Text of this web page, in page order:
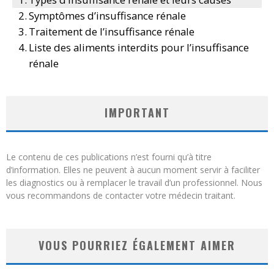
Symptômes d’insuffisance rénale
Traitement de l’insuffisance rénale
Liste des aliments interdits pour l’insuffisance
rénale
IMPORTANT
Le contenu de ces publications n’est fourni qu’à titre
d’information. Elles ne peuvent à aucun moment servir à faciliter
les diagnostics ou à remplacer le travail d’un professionnel. Nous
vous recommandons de contacter votre médecin traitant.
VOUS POURRIEZ ÉGALEMENT AIMER